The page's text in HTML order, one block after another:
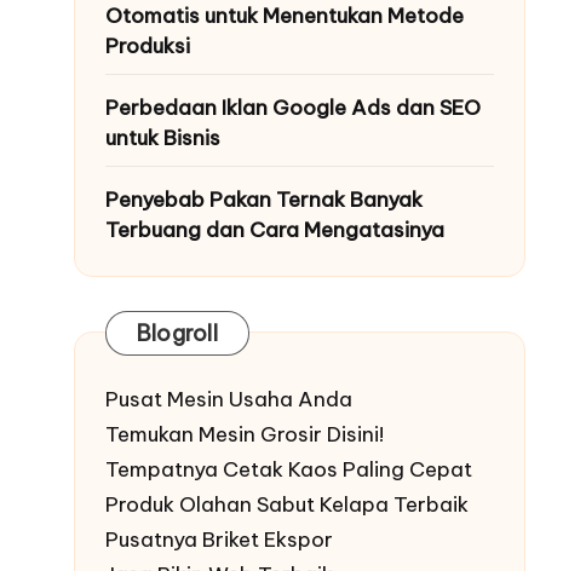
Otomatis untuk Menentukan Metode
Produksi
Perbedaan Iklan Google Ads dan SEO
untuk Bisnis
Penyebab Pakan Ternak Banyak
Terbuang dan Cara Mengatasinya
Blogroll
Pusat Mesin Usaha Anda
Temukan Mesin Grosir Disini!
Tempatnya Cetak Kaos Paling Cepat
Produk Olahan Sabut Kelapa Terbaik
Pusatnya Briket Ekspor